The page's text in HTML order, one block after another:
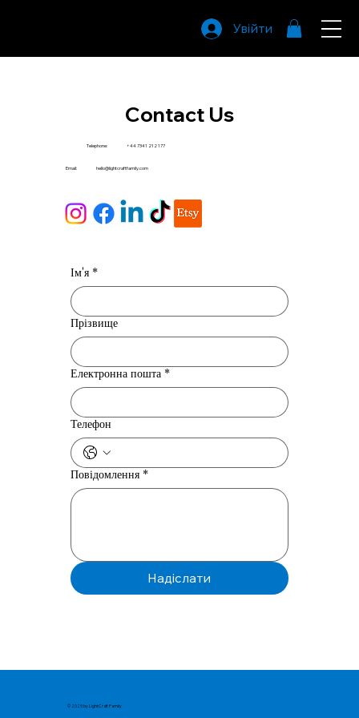
Увійти
Contact Us
Telephone: +44 7341 212 177
Email: hello@lightcraftfamily.com
Ім'я *
Прізвище
Електронна пошта *
Телефон
Повідомлення *
Надіслати
© 2025 by LightCraft Family